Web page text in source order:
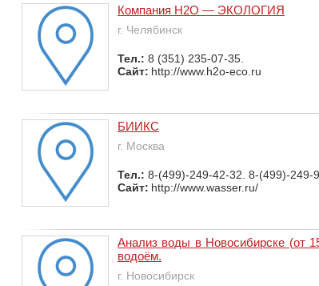
Компания Н2О — ЭКОЛОГИЯ
г. Челябинск
Тел.: 8 (351) 235-07-35.
Сайт: http://www.h2o-eco.ru
БИИКС
г. Москва
Тел.: 8-(499)-249-42-32. 8-(499)-249-
Сайт: http://www.wasser.ru/
Анализ воды в Новосибирске (от
водоём.
г. Новосибирск